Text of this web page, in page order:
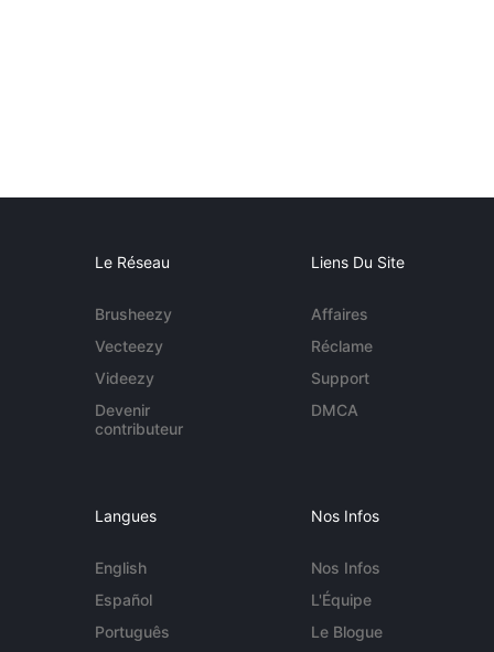
Le Réseau
Brusheezy
Vecteezy
Videezy
Devenir
contributeur
Liens Du Site
Affaires
Réclame
Support
DMCA
Langues
English
Español
Português
Nos Infos
Nos Infos
L'Équipe
Le Blogue